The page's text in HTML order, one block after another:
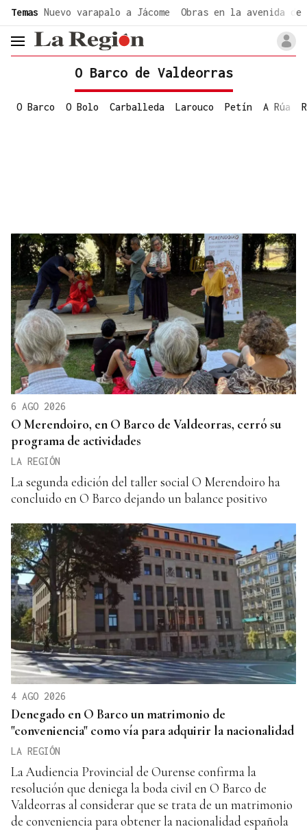
Temas Nuevo varapalo a Jácome Obras en la avenida de
header.menu.open
O Barco de Valdeorras
O Barco O Bolo Carballeda Larouco Petín A Rúa
6 AGO 2026
O Merendoiro, en O Barco de Valdeorras, cerró su
programa de actividades
LA REGIÓN
La segunda edición del taller social O Merendoiro ha
concluido en O Barco dejando un balance positivo
4 AGO 2026
Denegado en O Barco un matrimonio de
"conveniencia" como vía para adquirir la nacionalidad
LA REGIÓN
La Audiencia Provincial de Ourense confirma la
resolución que deniega la boda civil en O Barco de
Valdeorras al considerar que se trata de un matrimonio
de conveniencia para obtener la nacionalidad española